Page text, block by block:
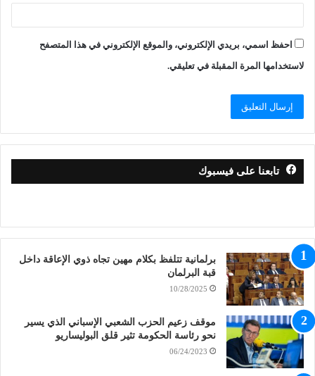
احفظ اسمي، بريدي الإلكتروني، والموقع الإلكتروني في هذا المتصفح
لاستخدامها المرة المقبلة في تعليقي.
تابعنا على فيسبوك
برلمانية تتلفظ بكلام مهين تجاه ذوي الإعاقة داخل
قبة البرلمان
10/28/2025
موقف زعيم الحزب الشعبي الإسباني الذي يسير
نحو رئاسة الحكومة تثير قلق البوليساريو
06/24/2023